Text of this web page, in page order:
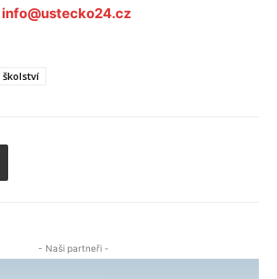
info@ustecko24.cz
školství
- Naši partneři -